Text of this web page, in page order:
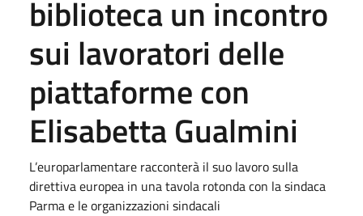
biblioteca un incontro
sui lavoratori delle
piattaforme con
Elisabetta Gualmini
L’europarlamentare racconterà il suo lavoro sulla
direttiva europea in una tavola rotonda con la sindaca
Parma e le organizzazioni sindacali